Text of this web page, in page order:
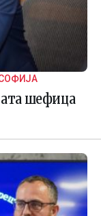
шефица